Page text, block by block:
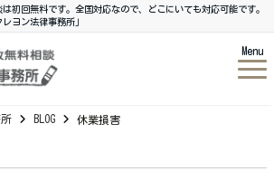
初回無料です。全国対応なので、どこにいても対応可能です。
レヨン法律事務所｣
Menu
BLOG 休業損害